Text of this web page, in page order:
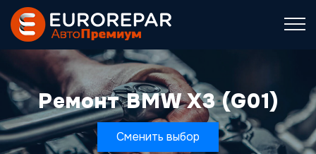
Ремонт BMW X3 (G01)
Сменить выбор